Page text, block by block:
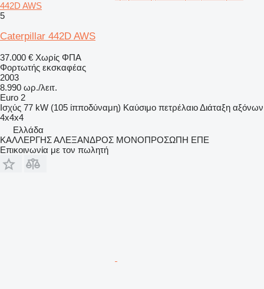
442D AWS
5
Caterpillar 442D AWS
37.000 € Χωρίς ΦΠΑ
Φορτωτής εκσκαφέας
2003
8.990 ωρ./λειτ.
Euro 2
Ισχύς 77 kW (105 ίπποδύναμη) Καύσιμο πετρέλαιοΔιάταξη αξόνων
4x4x4
Ελλάδα
ΚΑΛΛΕΡΓΗΣ ΑΛΕΞΑΝΔΡΟΣ ΜΟΝΟΠΡΟΣΩΠΗ ΕΠΕ
Επικοινωνία με τον πωλητή